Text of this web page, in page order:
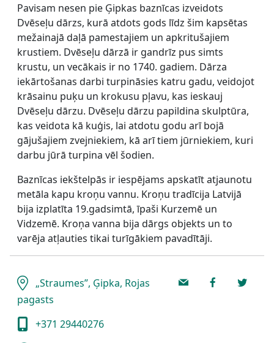
Pavisam nesen pie Ģipkas baznīcas izveidots
Dvēseļu dārzs, kurā atdots gods līdz šim kapsētas
mežainajā daļā pamestajiem un apkritušajiem
krustiem. Dvēseļu dārzā ir gandrīz pus simts
krustu, un vecākais ir no 1740. gadiem. Dārza
iekārtošanas darbi turpināsies katru gadu, veidojot
krāsainu puķu un krokusu pļavu, kas ieskauj
Dvēseļu dārzu. Dvēseļu dārzu papildina skulptūra,
kas veidota kā kuģis, lai atdotu godu arī bojā
gājušajiem zvejniekiem, kā arī tiem jūrniekiem, kuri
darbu jūrā turpina vēl šodien.
Baznīcas iekštelpās ir iespējams apskatīt atjaunotu
metāla kapu kroņu vannu. Kroņu tradīcija Latvijā
bija izplatīta 19.gadsimtā, īpaši Kurzemē un
Vidzemē. Kroņa vanna bija dārgs objekts un to
varēja atļauties tikai turīgākiem pavadītāji.
„Straumes”, Ģipka, Rojas
pagasts
+371 29440276